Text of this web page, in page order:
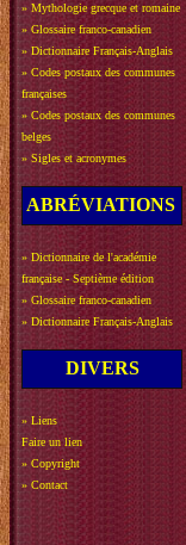
» Mythologie grecque et romaine
» Glossaire franco-canadien
» Dictionnaire Français-Anglais
» Codes postaux des communes
françaises
» Codes postaux des communes
belges
» Sigles et acronymes
ABRÉVIATIONS
» Dictionnaire de l'académie
française - Septième édition
» Glossaire franco-canadien
» Dictionnaire Français-Anglais
DIVERS
» Liens
Faire un lien
» Copyright
» Contact